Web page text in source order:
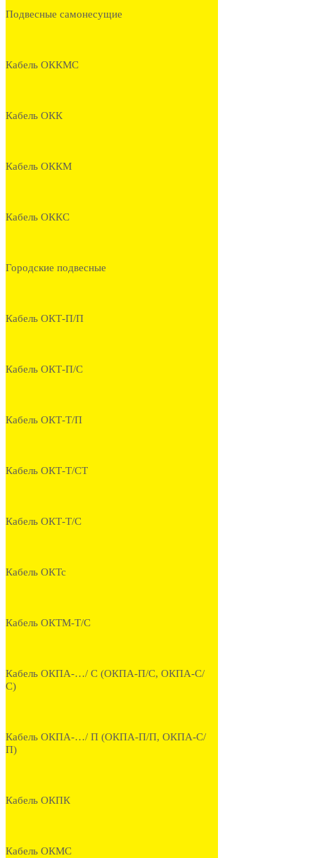
Подвесные самонесущие
Кабель ОККМС
Кабель ОКК
Кабель ОККМ
Кабель ОККС
Городские подвесные
Кабель ОКТ-П/П
Кабель ОКТ-П/С
Кабель ОКТ-Т/П
Кабель ОКТ-Т/СТ
Кабель ОКТ-Т/С
Кабель ОКТс
Кабель ОКТМ-Т/С
Кабель ОКПА-…/ С (ОКПА-П/С, ОКПА-С/
С)
Кабель ОКПА-…/ П (ОКПА-П/П, ОКПА-С/
П)
Кабель ОКПК
Кабель ОКМС